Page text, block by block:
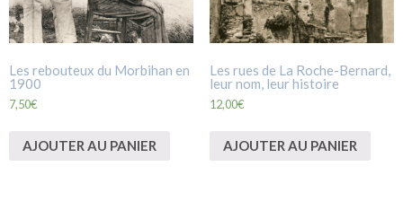
Les rebouteux du Morbihan en
1900
7,50€
AJOUTER AU PANIER
Les rues de La Roche-Bernard,
leur nom, leur histoire
12,00€
AJOUTER AU PANIER